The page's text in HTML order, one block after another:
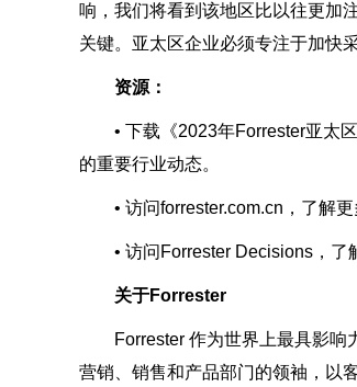
响，我们将看到该地区比以往更加
关键。亚太区企业必须专注于加快
资源：
• 下载《2023年Forrester亚太区
的重要行业动态。
• 访问forrester.com.cn，了解更
• 访问Forrester Decisions，了
关于Forrester
Forrester 作为世界上最具影响力
营销、销售和产品部门的领袖，以